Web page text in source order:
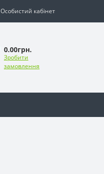
Особистий кабінет
0.00грн.
Зробити
замовлення